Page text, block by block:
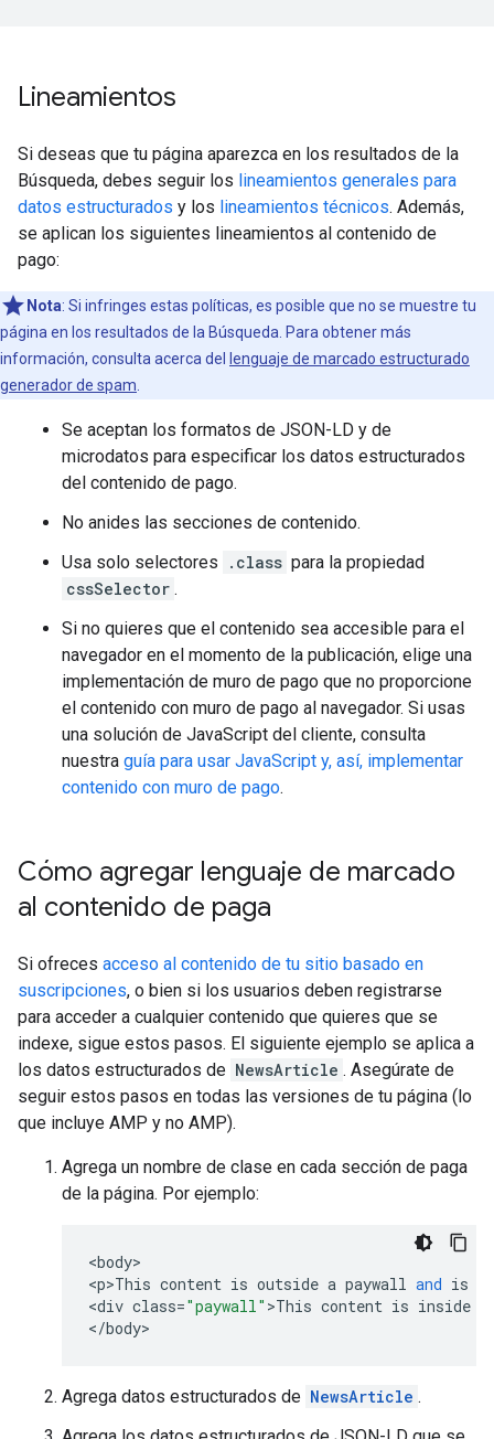
Lineamientos
Si deseas que tu página aparezca en los resultados de la
Búsqueda, debes seguir los lineamientos generales para
datos estructurados y los lineamientos técnicos. Además,
se aplican los siguientes lineamientos al contenido de
pago:
Nota: Si infringes estas políticas, es posible que no se muestre tu
página en los resultados de la Búsqueda. Para obtener más
información, consulta acerca del
lenguaje de marcado estructurado
generador de spam
Se aceptan los formatos de JSON-LD y de
microdatos para especificar los datos estructurados
del contenido de pago.
No anides las secciones de contenido.
Usa solo selectores
.class para la propiedad
cssSelector .
Si no quieres que el contenido sea accesible para el
navegador en el momento de la publicación, elige una
implementación de muro de pago que no proporcione
el contenido con muro de pago al navegador. Si usas
una solución de JavaScript del cliente, consulta
nuestra guía para usar JavaScript y, así, implementar
contenido con muro de pago.
Cómo agregar lenguaje de marcado
al contenido de paga
Si ofreces acceso al contenido de tu sitio basado en
suscripciones, o bien si los usuarios deben registrarse
para acceder a cualquier contenido que quieres que se
indexe, sigue estos pasos. El siguiente ejemplo se aplica a
los datos estructurados de NewsArticle . Asegúrate de
seguir estos pasos en todas las versiones de tu página (lo
que incluye AMP y no AMP).
Agrega un nombre de clase en cada sección de paga
de la página. Por ejemplo:
<body>
<p>This content is outside a paywall and is
<div class="paywall" >This content is inside
</body>
Agrega datos estructurados de NewsArticle .